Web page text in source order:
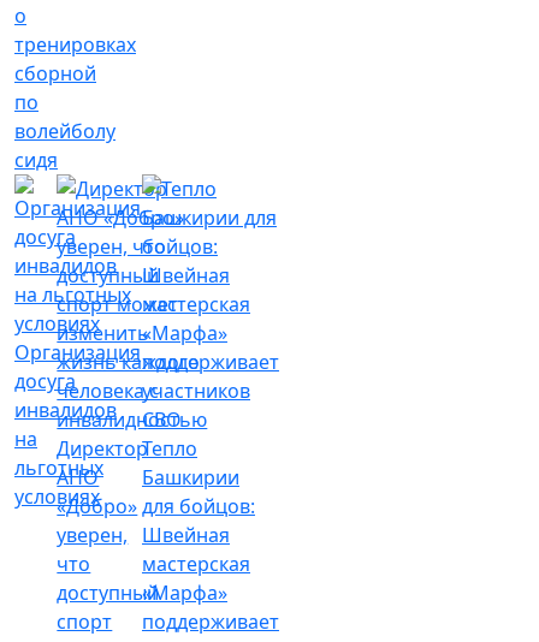
о
тренировках
сборной
по
волейболу
сидя
Организация
досуга
инвалидов
на
льготных
условиях
Директор
АНО
«Добро»
уверен,
что
доступный
спорт
Тепло
Башкирии
для бойцов:
Швейная
мастерская
«Марфа»
поддерживает